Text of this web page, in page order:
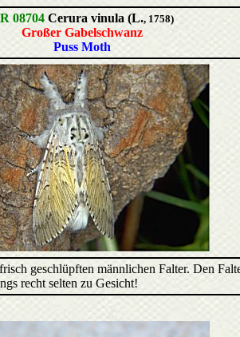
08704 Cerura vinula (L., 1758)
Großer Gabelschwanz
Puss Moth
geschlüpften männlichen Falter. Den
recht selten zu Gesicht!